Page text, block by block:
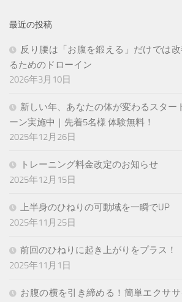
最近の投稿
反り腰は「お腹を鍛える」だけでは
るためのドローイン
2026年3月10日
新しい年、あなたの体が変わるスタ
ーン実施中｜先着5名様 体験無料！
2025年12月26日
トレーニング料金改定のお知らせ
2025年12月15日
上半身のひねりの可動域を一瞬でUP
2025年11月25日
前回のひねりに起き上がりをプラス！
2025年11月1日
お腹の横を引き締める！簡単エクサ